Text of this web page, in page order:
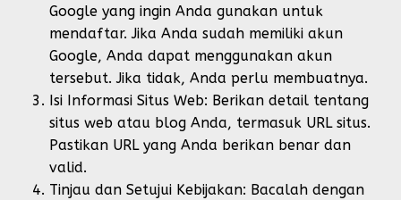
Google yang ingin Anda gunakan untuk
mendaftar. Jika Anda sudah memiliki akun
Google, Anda dapat menggunakan akun
tersebut. Jika tidak, Anda perlu membuatnya.
Isi Informasi Situs Web: Berikan detail tentang
situs web atau blog Anda, termasuk URL situs.
Pastikan URL yang Anda berikan benar dan
valid.
Tinjau dan Setujui Kebijakan: Bacalah dengan